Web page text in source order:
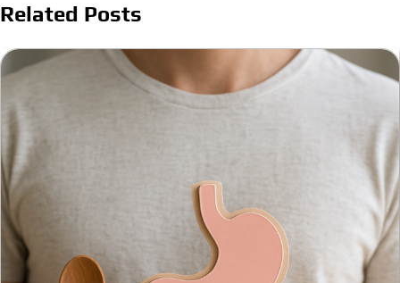
Related Posts